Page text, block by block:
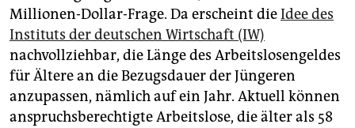
Millionen-Dollar-Frage. Da erscheint dieIdee des
Instituts der deutschen Wirtschaft (IW)
nachvollziehbar, die Länge des Arbeitslosengeldes
für Ältere an die Bezugsdauer der Jüngeren
anzupassen, nämlich auf ein Jahr. Aktuell können
anspruchsberechtigte Arbeitslose, die älter als 58